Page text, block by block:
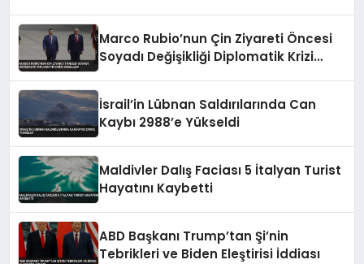
Marco Rubio’nun Çin Ziyareti Öncesi
Soyadı Değişikliği Diplomatik Krizi
İsrail’in Lübnan Saldırılarında Can
Kaybı 2988’e Yükseldi
Maldivler Dalış Faciası 5 İtalyan Turist
Hayatını Kaybetti
ABD Başkanı Trump’tan Şi’nin
Tebrikleri ve Biden Eleştirisi İddiası